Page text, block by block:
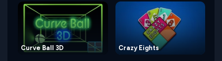
Curve Ball 3D Crazy Eights